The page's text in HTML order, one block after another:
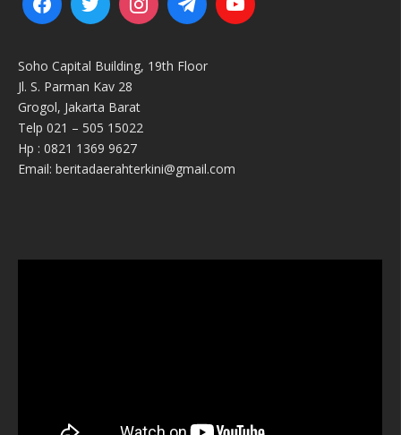
Soho Capital Building, 19th Floor
Jl. S. Parman Kav 28
Grogol, Jakarta Barat
Telp 021 – 505 15022
Hp : 0821 1369 9627
Email: beritadaerahterkini@gmail.com